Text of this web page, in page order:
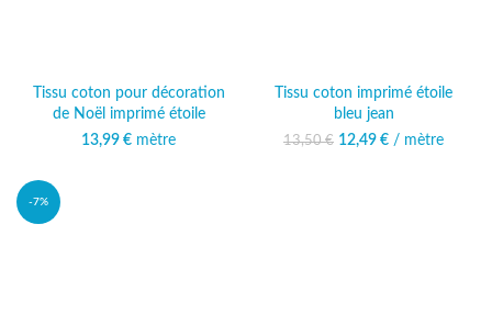
Tissu coton pour décoration
de Noël imprimé étoile
13,99 € mètre
Tissu coton imprimé étoile
bleu jean
13,50€
Le prix initial était :
12,49 €
Le prix
/ mètre
-7%